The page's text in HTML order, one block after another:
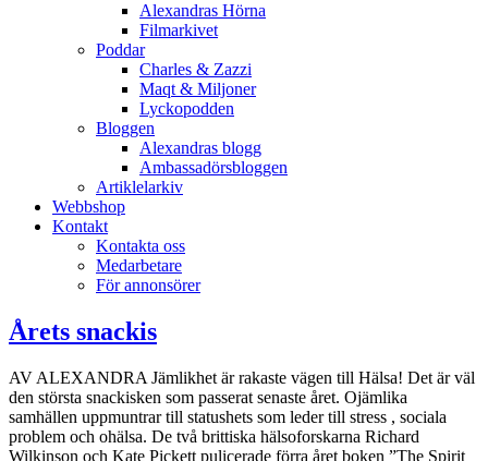
Alexandras Hörna
Filmarkivet
Poddar
Charles & Zazzi
Maqt & Miljoner
Lyckopodden
Bloggen
Alexandras blogg
Ambassadörsbloggen
Artiklelarkiv
Webbshop
Kontakt
Kontakta oss
Medarbetare
För annonsörer
Årets snackis
AV ALEXANDRA Jämlikhet är rakaste vägen till Hälsa! Det är väl
den största snackisken som passerat senaste året. Ojämlika
samhällen uppmuntrar till statushets som leder till stress , sociala
problem och ohälsa. De två brittiska hälsoforskarna Richard
Wilkinson och Kate Pickett pulicerade förra året boken ”The Spirit